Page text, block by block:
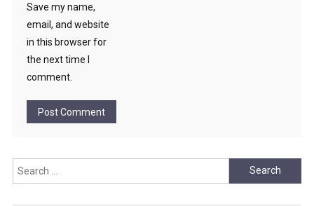
Save my name,
email, and website
in this browser for
the next time I
comment.
Search
for: